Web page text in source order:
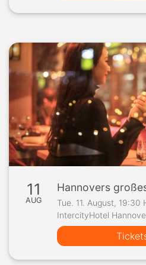
11
AUG
Tue. 11. August, 19:30
IntercityHotel